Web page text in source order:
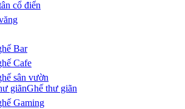
cổ điển
Bar
Cafe
sân vườn
Ghế thư giãn
Gaming